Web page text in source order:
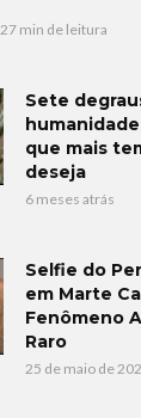
27 min de leitura
Sete
que mais
deseja
6 meses atrás
Selfie do
em Marte
Fenômeno
Raro
25 de maio de